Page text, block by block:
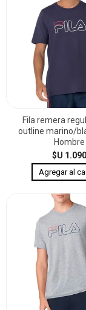
Fila remera
outline marino/
Hombre
$U 1.090